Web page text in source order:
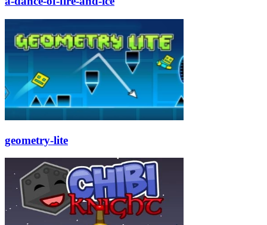
geometry-lite